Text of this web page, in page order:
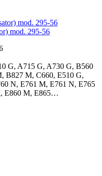
mod. 295-56
G, A715 G, A730 G, B560
B827 M, C660, E510 G,
N, E761 M, E761 N, E765
E860 M, E865…